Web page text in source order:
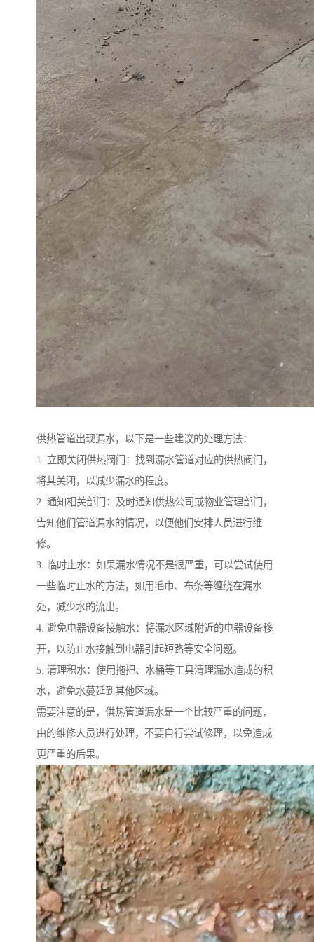
供热管道出现漏水，以下是一些建议的处理方法：
1. 立即关闭供热阀门：找到漏水管道对应的供热阀门，
将其关闭，以减少漏水的程度。
2. 通知相关部门：及时通知供热公司或物业管理部门，
告知他们管道漏水的情况，以便他们安排人员进行维
修。
3. 临时止水：如果漏水情况不是很严重，可以尝试使用
一些临时止水的方法，如用毛巾、布条等缠绕在漏水
处，减少水的流出。
4. 避免电器设备接触水：将漏水区域附近的电器设备移
开，以防止水接触到电器引起短路等安全问题。
5. 清理积水：使用拖把、水桶等工具清理漏水造成的积
水，避免水蔓延到其他区域。
需要注意的是，供热管道漏水是一个比较严重的问题，
由的维修人员进行处理，不要自行尝试修理，以免造成
更严重的后果。